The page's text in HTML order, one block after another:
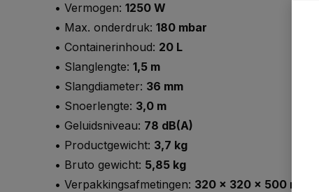
• Vermogen: 1250 W
• Max. onderdruk: 180 mbar
• Containerinhoud: 20 L
• Slanglengte: 1,5 m
• Slangdiameter: 36 mm
• Snoerlengte: 3,0 m
• Geluidsniveau: 78 dB(A)
• Productgewicht: 3,7 kg
• Bruto gewicht: 5,85 kg
• Verpakkingsafmetingen: 320 x 320 x 500 mm